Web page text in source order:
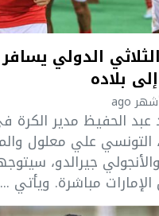
الدولي
بلاده
الحفيظ مدير الكرة
التونسي علي معلول
والأنجولي جيرالدو،
مباشرة. ويأتي ...